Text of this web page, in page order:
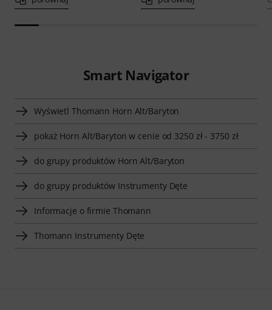
Smart Navigator
Wyświetl Thomann Horn Alt/Baryton
pokaż Horn Alt/Baryton w cenie od 3250 zł - 3750 zł
do grupy produktów Horn Alt/Baryton
do grupy produktów Instrumenty Dęte
Informacje o firmie Thomann
Thomann Instrumenty Dęte